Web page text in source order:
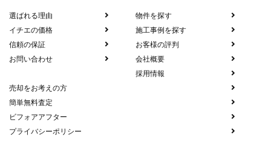
選ばれる理由
イチエの価格
信頼の保証
お問い合わせ
物件を探す
施工事例を探す
お客様の評判
会社概要
採用情報
売却をお考えの方
簡単無料査定
ビフォアアフター
プライバシーポリシー